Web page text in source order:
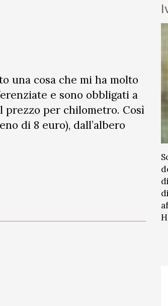
una cosa che mi ha molto
e sono obbligati a
prezzo per chilometro. Così
di 8 euro), dall’albero